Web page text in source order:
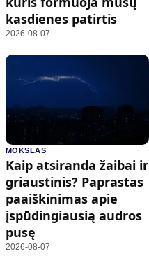
kasdienes patirtis
2026-08-07
MOKSLAS
Kaip atsiranda žaibai ir
griaustinis? Paprastas
paaiškinimas apie
įspūdingiausią audros
pusę
2026-08-07